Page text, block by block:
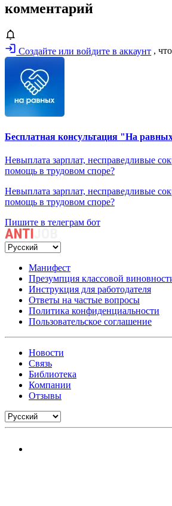
комментарий
Создайте или войдите в аккаунт ,
Бесплатная консультация "На
Невыплата зарплат, несправедливые
помощь в трудовом споре?
Невыплата зарплат, несправедливые
помощь в трудовом споре?
Пишите в телеграм бот
Манифест
Презумпция классовой
Инструкция для работодателя
Ответы на частые вопросы
Политика конфиденциальности
Пользовательское соглашение
Новости
Связь
Библиотека
Компании
Отзывы